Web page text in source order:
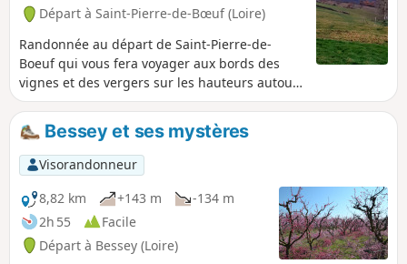
Départ à Saint-Pierre-de-Bœuf (Loire)
Randonnée au départ de Saint-Pierre-de-
Boeuf qui vous fera voyager aux bords des
vignes et des vergers sur les hauteurs autour
de Chezenas.
Bessey et ses mystères
Visorandonneur
8,82 km
+143 m
-134 m
2h 55
Facile
Départ à Bessey (Loire)